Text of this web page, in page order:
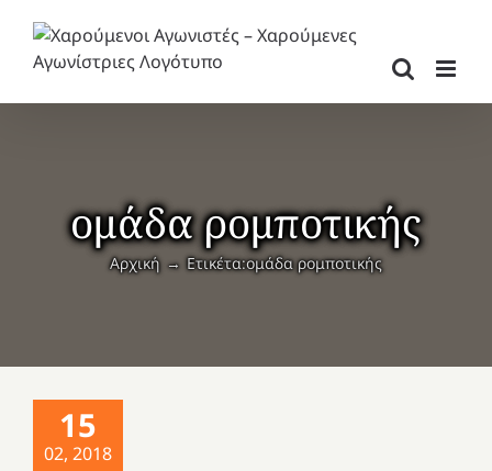
περιεχόμενο
ομάδα ρομποτικής
Αρχική Ετικέτα:ομάδα ρομποτικής
15
02, 2018